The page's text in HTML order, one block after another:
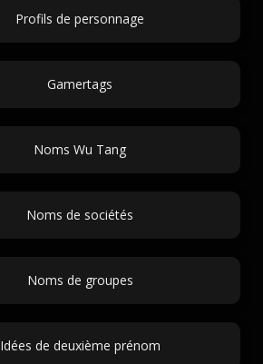
Profils de personnage
Gamertags
Noms Wu Tang
Noms de sociétés
Noms de groupes
Idées de deuxième prénom